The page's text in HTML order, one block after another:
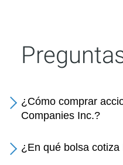
¿Cómo comprar
Companies Inc.?
¿En qué bolsa cotiza